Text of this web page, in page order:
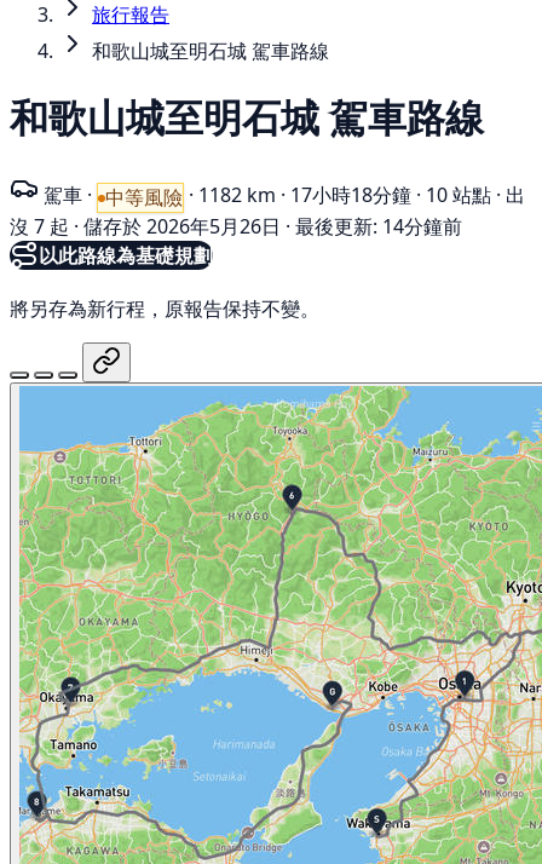
旅行報告
和歌山城至明石城 駕車路線
和歌山城至明石城 駕車路線
駕車 · 中等風險 · 1182 km · 17小時18分鐘 · 10 站點 · 出
沒 7 起 · 儲存於 2026年5月26日 · 最後更新: 14分鐘前
以此路線為基礎規劃
將另存為新行程，原報告保持不變。